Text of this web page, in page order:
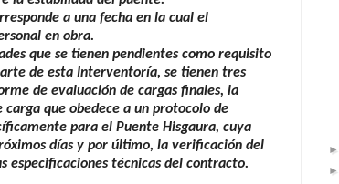
a una fecha en la cual el
en obra.
que se tienen pendientes como requisito
de esta Interventoría, se tienen tres
de evaluación de cargas finales, la
carga que obedece a un protocolo de
para el Puente Hisgaura, cuya
días y por último, la verificación del
especificaciones técnicas del contracto.
►
►